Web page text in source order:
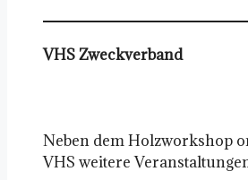
VHS Zweckverband
Neben dem Holzworkshop
VHS weitere